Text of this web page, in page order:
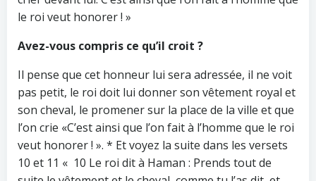
le roi veut honorer ! »
Avez-vous compris ce qu’il croit ?
Il pense que cet honneur lui sera adressée, il ne voit
pas petit, le roi doit lui donner son vêtement royal et
son cheval, le promener sur la place de la ville et que
l’on crie «C’est ainsi que l’on fait à l’homme que le roi
veut honorer ! ». * Et voyez la suite dans les versets
10 et 11 « 10 Le roi dit à Haman : Prends tout de